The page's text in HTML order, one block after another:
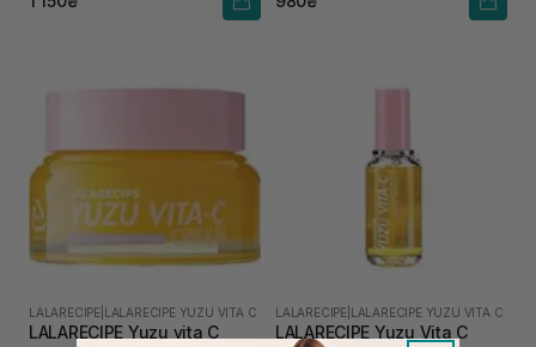
LALARECIPE LALARECIPE YUZU VITA C
LALARECIPE Yuzu vita C
LALARECIPE LALARECIPE YUZU VITA C
LALARECIPE Yuzu Vita C